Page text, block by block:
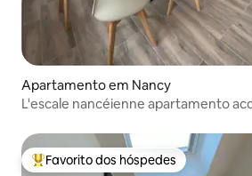
Apartamento em Nancy
L'escale nancéienne apartamento
Favoritos dos hóspedes mais
Favorito dos hóspedes